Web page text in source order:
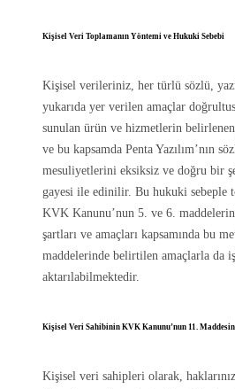
Kişisel Veri Toplamanın Yöntemi ve Hukuki Sebebi
Kişisel verileriniz, her türlü sözlü,
yukarıda yer verilen amaçlar
sunulan ürün ve hizmetlerin
ve bu kapsamda Penta Yazılım’nın
mesuliyetlerini eksiksiz ve doğru bir
gayesi ile edinilir. Bu hukuki sebeple
KVK Kanunu’nun 5. ve 6.
şartları ve amaçları kapsamında bu
maddelerinde belirtilen amaçlarla da
aktarılabilmektedir.
Kişisel Veri Sahibinin KVK Kanunu’nun 11.
Kişisel veri sahipleri olarak,